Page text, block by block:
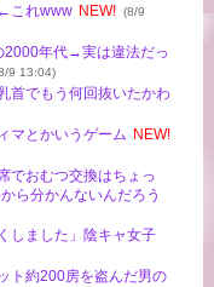
これwww NEW! (8/9
2000年代→実は違法だっ
9 13:04)
首でもう何回抜いたかわ
マとかいうゲーム NEW!
でおむつ交換はちょっ
ら分かんないんだろう
しました」陰キャ女子
ト約200房を盗んだ男の